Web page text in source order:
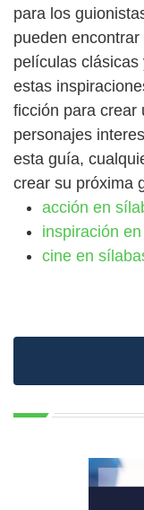
para los
pueden
películas
estas
ficción para crear
personajes
esta guía,
crear su próxima
acción en
inspiración
cine en